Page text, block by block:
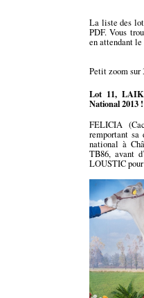
La liste des
PDF. Vous
en attendant le
Petit zoom sur
Lot 11,
National 2013 !
FELICIA
remportant sa
national à
TB86, avant
LOUSTIC pour